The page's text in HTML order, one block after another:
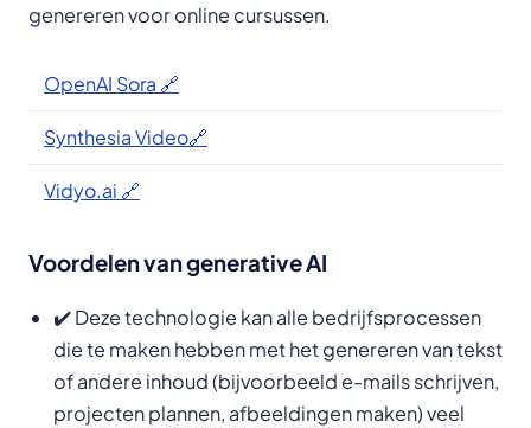
genereren voor online cursussen.
OpenAI Sora 🔗
Synthesia Video🔗
Vidyo.ai 🔗
Voordelen van generative AI
✔️ Deze technologie kan alle bedrijfsprocessen
die te maken hebben met het genereren van tekst
of andere inhoud (bijvoorbeeld e-mails schrijven,
projecten plannen, afbeeldingen maken) veel